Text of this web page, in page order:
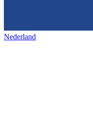
Nederland